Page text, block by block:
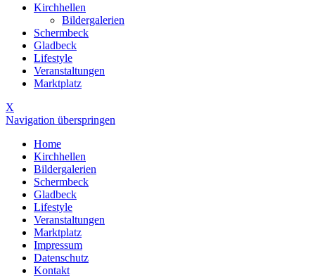
Kirchhellen
Bildergalerien
Schermbeck
Gladbeck
Lifestyle
Veranstaltungen
Marktplatz
X
Navigation überspringen
Home
Kirchhellen
Bildergalerien
Schermbeck
Gladbeck
Lifestyle
Veranstaltungen
Marktplatz
Impressum
Datenschutz
Kontakt